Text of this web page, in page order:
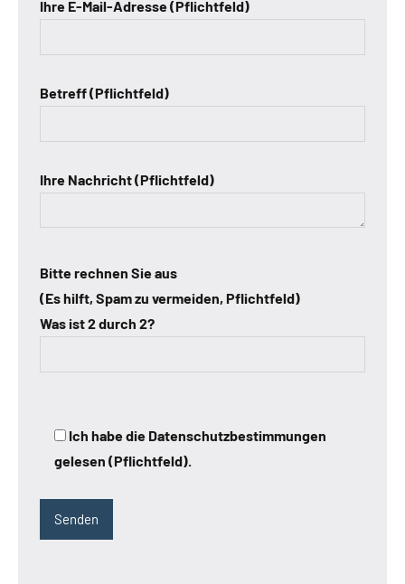
Ihre E-Mail-Adresse (Pflichtfeld)
Betreff (Pflichtfeld)
Ihre Nachricht (Pflichtfeld)
Bitte rechnen Sie aus
(Es hilft, Spam zu vermeiden, Pflichtfeld)
Was ist 2 durch 2?
Ich habe die Datenschutzbestimmungen
gelesen (Pflichtfeld).